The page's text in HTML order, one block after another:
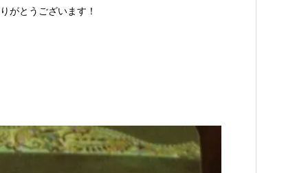
がとうございます！